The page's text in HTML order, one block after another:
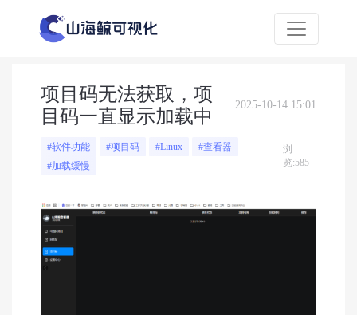
项目码无法获取，项
目码一直显示加载中
2025-10-14 15:01
#软件功能 #项目码 #Linux
#查看器
#加载缓慢
浏
览:585